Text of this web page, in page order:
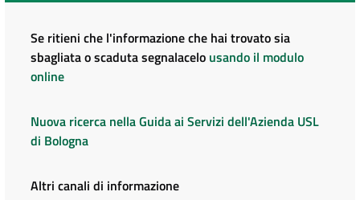
Se ritieni che l'informazione che hai trovato sia
sbagliata o scaduta segnalacelo usando il modulo
online
Nuova ricerca nella Guida ai Servizi dell'Azienda USL
di Bologna
Altri canali di informazione